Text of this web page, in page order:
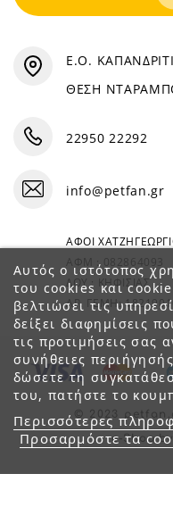
Αυτός ο ιστότοπος
του cookies και
βελτιώσει τις
δείξει διαφημίσεις
τις προτιμήσεις σας
συνήθειες
δώσετε τη
του, πατήστε το
Περισσότερες
Προσαρμόστε τα
Ε.Ο.
ΘΕΣΗ
22950 22292
info@petfan.gr
ΑΦΟΙ
ΑΦΜ : 082864093
ΔΟΥ : ΚΗΦΙΣΙΑΣ
ΑΡ. ΓΕΜΗ:
© 2023
e-Shop